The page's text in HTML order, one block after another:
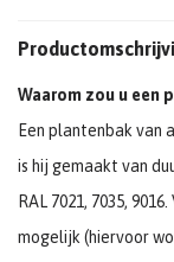
Waarom zou u een
Een plantenbak van
is hij gemaakt van
RAL 7021, 7035,
mogelijk (hiervoor